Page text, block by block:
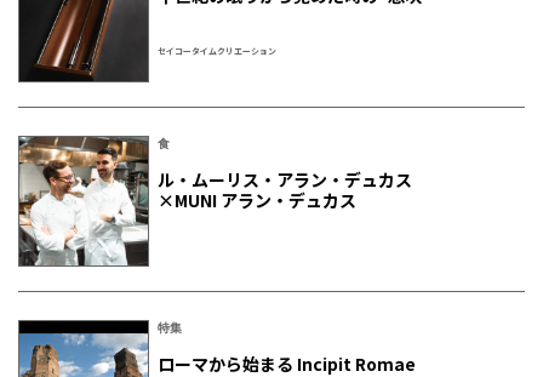
セイコータイムクリエーション
食
ル・ムーリス・アラン・デュカス
×MUNI アラン・デュカス
特集
ローマから始まる Incipit Romae